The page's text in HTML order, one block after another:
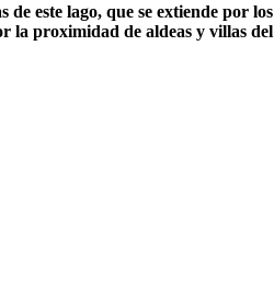
de este lago, que se extiende por
la proximidad de aldeas y villas